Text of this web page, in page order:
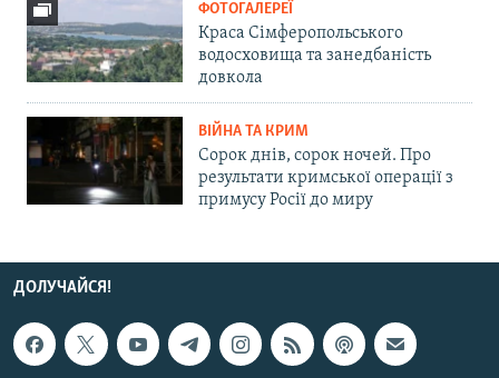
ФОТОГАЛЕРЕЇ
Краса Сімферопольського
водосховища та занедбаність
довкола
ВІЙНА ТА КРИМ
Сорок днів, сорок ночей. Про
результати кримської операції з
примусу Росії до миру
ДОЛУЧАЙСЯ!